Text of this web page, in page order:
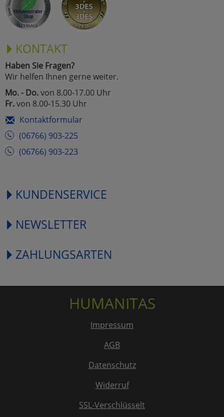
KONTAKT
Haben Sie Fragen?
Wir helfen Ihnen gerne weiter.
Mo. - Do.von 8.00-17.00 Uhr
Fr.von 8.00-15.30 Uhr
Kontaktformular
(06766) 903-225
(06766) 903-223
KUNDENSERVICE
NEWSLETTER
ZAHLUNGSARTEN
HUMANITAS
Impressum
AGB
Datenschutz
Widerruf
SSL-Verschlüsselt